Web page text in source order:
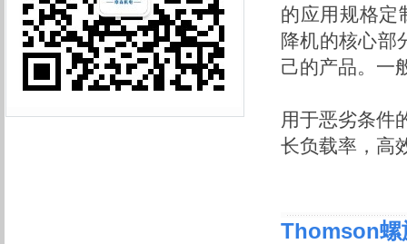
的应用规格定
降机的核心部
己的产品。一
用于恶劣条件
长负载率，高
Thomson螺